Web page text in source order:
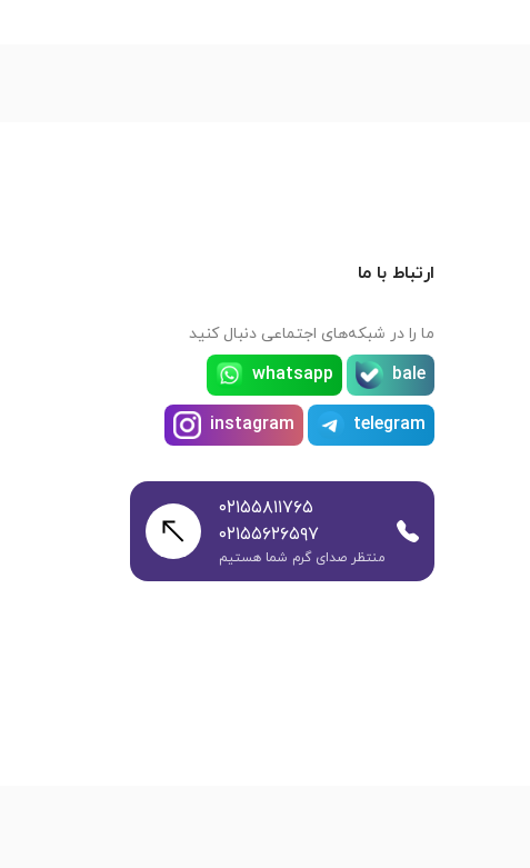
ارتباط با ما
ما را در شبکه‌های اجتماعی دنبال کنید
bale
whatsapp
telegram
instagram
۰۲۱۵۵۸۱۱۷۶۵
۰۲۱۵۵۶۲۶۵۹۷
منتظر صدای گرم شما هستیم